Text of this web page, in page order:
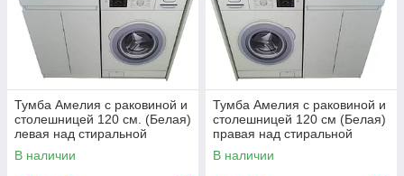
Тумба Амелия с раковиной и
столешницей 120 см. (Белая)
левая над стиральной
машиной. РФ
В наличии
Тумба Амелия с раковиной и
столешницей 120 см (Белая)
правая над стиральной
машиной. РФ
В наличии